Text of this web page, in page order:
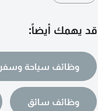
قد يهمك أيضاً:
وظائف سياحة وسفر
وظائف سائق